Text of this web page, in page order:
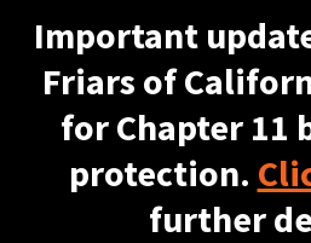
Important
Friars of
for Chapter 11
protection.
further